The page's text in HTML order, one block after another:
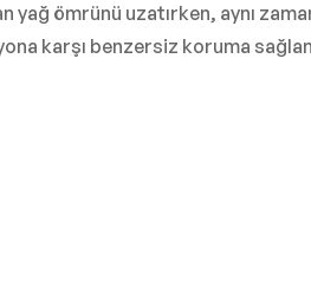
yağ ömrünü uzatırken, aynı
karşı benzersiz koruma